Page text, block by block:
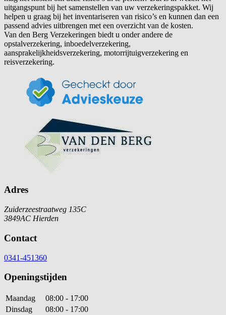
uitgangspunt bij het samenstellen van uw verzekeringspakket. Wij
helpen u graag bij het inventariseren van risico’s en kunnen dan een
passend advies uitbrengen met een overzicht van de kosten.
Van den Berg Verzekeringen biedt u onder andere de
opstalverzekering, inboedelverzekering,
aansprakelijkheidsverzekering, motorrijtuigverzekering en
reisverzekering.
Adres
Zuiderzeestraatweg 135C
3849AC Hierden
Contact
0341-451360
Openingstijden
Maandag
08:00 - 17:00
Dinsdag
08:00 - 17:00